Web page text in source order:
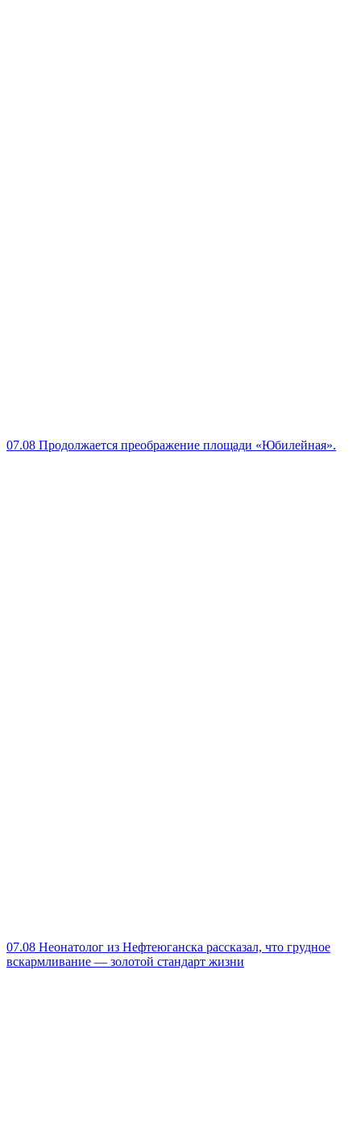
07.08 Продолжается преображение площади «Юбилейная».
07.08 Неонатолог из Нефтеюганска рассказал, что грудное
вскармливание — золотой стандарт жизни